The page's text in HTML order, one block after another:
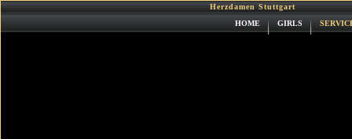
Herzdamen Stuttgart
HOME
GIRLS